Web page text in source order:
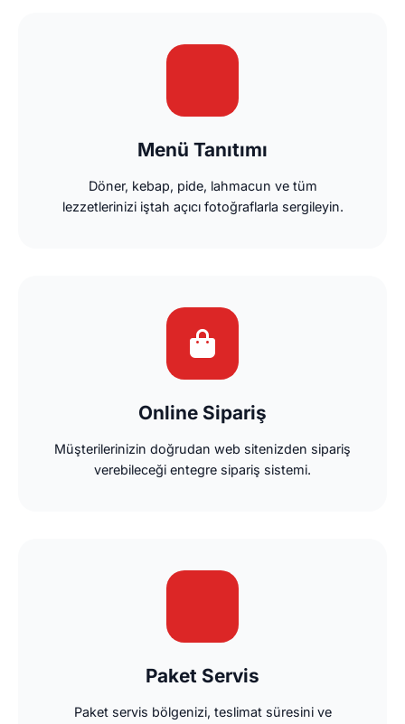
Menü Tanıtımı
Döner, kebap, pide, lahmacun ve tüm
lezzetlerinizi iştah açıcı fotoğraflarla sergileyin.
Online Sipariş
Müşterilerinizin doğrudan web sitenizden sipariş
verebileceği entegre sipariş sistemi.
Paket Servis
Paket servis bölgenizi, teslimat süresini ve